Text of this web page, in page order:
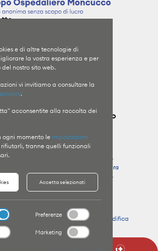
Specializzazioni
I medici
Il Gruppo
Lavora con noi
Ospedaliero Moncucco
11
Chiara
11
Pronto Soccorso
Clinica Moncucco
+41 91 960 85 64
Clinica Santa Chiara
+41 91 756 48 44
Website byOrganica.agency
Modifica
preferenze Cookie
e di altre tecnologie di
la vostra esperienza e per
nostro sito web.
vi invitiamo a consultare la
.
acconsentite alla raccolta dei
ogni momento le impostazioni
rifiutarli, tranne quelli funzionali
Accetta selezionati
Preferenze
Marketing